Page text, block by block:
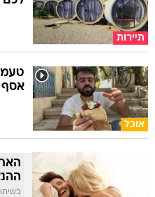
תיירות
אוכל
אסף